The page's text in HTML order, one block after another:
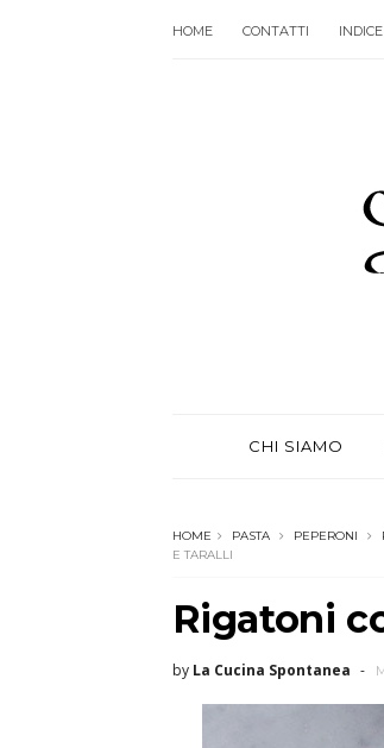
HOME CONTATTI
CHI SIAMO
HOME PASTA PEPERONI
E TARALLI
Rigatoni
by La Cucina Spontanea